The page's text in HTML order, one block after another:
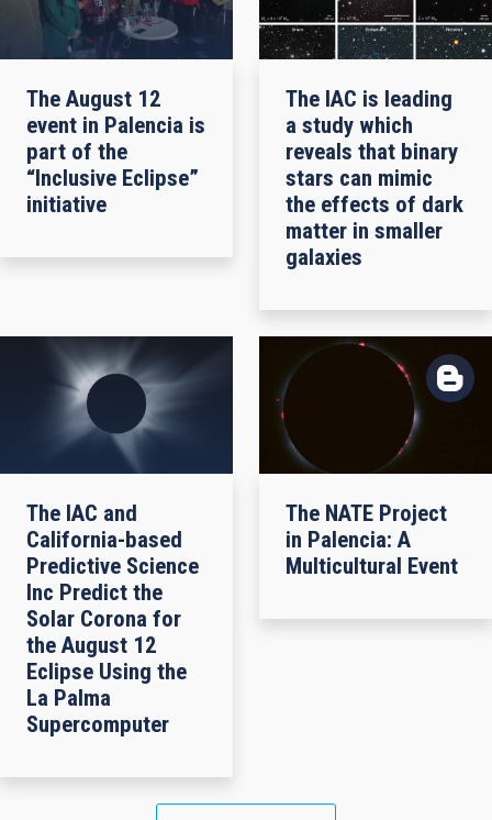
The August 12
event in Palencia is
part of the
“Inclusive Eclipse”
initiative
The IAC is leading
a study which
reveals that binary
stars can mimic
the effects of dark
matter in smaller
galaxies
The IAC and
California-based
Predictive Science
Inc Predict the
Solar Corona for
the August 12
Eclipse Using the
La Palma
Supercomputer
The NATE Project
in Palencia: A
Multicultural Event